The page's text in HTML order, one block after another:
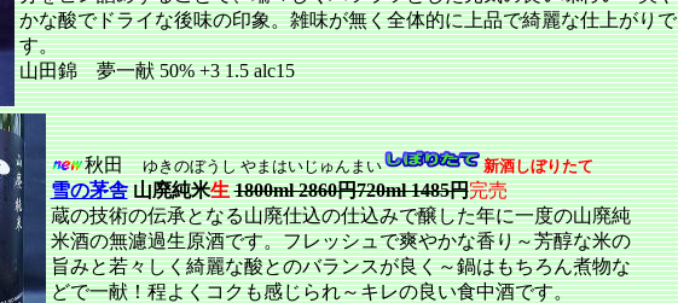
かな酸でドライな後味の印象。雑味が無く全体的に上品で綺麗な仕上がりで
す。
山田錦 夢一献 50% +3 1.5 alc15
秋田ゆきのぼうし やまはいじゅんまい 新酒しぼりたて
雪の茅舎山廃純米生 1800ml 2860円720ml 1485円完売
蔵の技術の伝承となる山廃仕込の仕込みで醸した年に一度の山廃純
米酒の無濾過生原酒です。フレッシュで爽やかな香り～芳醇な米の
旨みと若々しく綺麗な酸とのバランスが良く～鍋はもちろん煮物な
どで一献！程よくコクも感じられ～キレの良い食中酒です。